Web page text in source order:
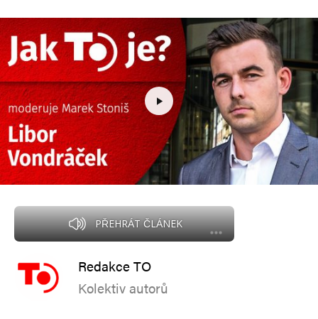
PŘEHRÁT ČLÁNEK
Redakce TO
Kolektiv autorů